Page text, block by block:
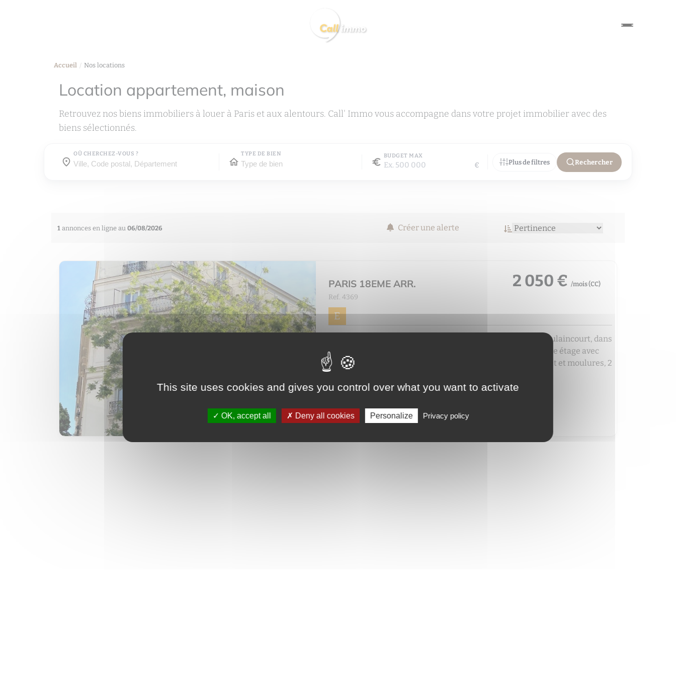
Accueil Nos locations
Location appartement, maison
Retrouvez nos biens immobiliers à louer à Paris et aux alentours. Call' Immo vous accompagne dans votre projet immobilier avec des
biens sélectionnés.
OÙ CHERCHEZ-VOUS ?
Où cherchez-vous ?
Où cherchez-vous ?
TYPE DE BIEN BUDGET MAX
€ Plus de filtres Rechercher
1 annonces en ligne au 06/08/2026 Créer une alerte
PARIS 18EME ARR.
Ref. 4369
E
- Montmartre,Lamarck-Caulaincourt, dans
un bel immeuble en pierre de taille, 3 pièces meublé au 4ème étage avec
ascenseur. Distribution en étoile, séjour d'angle avec parquet et moulures, 2
belles chamb...
2 050 € /mois (CC)
This site uses cookies and gives you control over what you want to activate
OK, accept all Deny all cookies Personalize Privacy policy